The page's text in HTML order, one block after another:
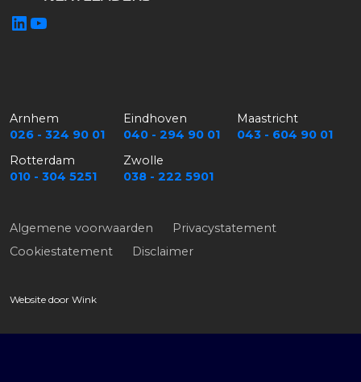
LinkedIn
Arnhem
026 - 324 90 01
Eindhoven
040 - 294 90 01
Maastricht
043 - 604 90 01
Rotterdam
010 - 304 5251
Zwolle
038 - 222 5901
Algemene voorwaarden
Privacystatement
Cookiestatement
Disclaimer
Website door Wink